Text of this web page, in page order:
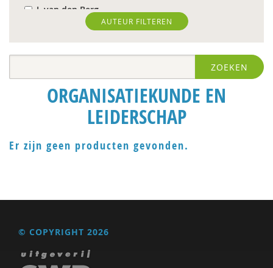
J. van den Berg
Theo van den Bogaart
Antoinette Bolscher
Herman van den Bosch
R. Brohm
Laurens de Graaf
Michiel de Ronde
Marcel de Rooij
Ineke de Vries
AUTEUR FILTEREN
ZOEKEN
ORGANISATIEKUNDE EN
LEIDERSCHAP
Er zijn geen producten gevonden.
© COPYRIGHT 2026